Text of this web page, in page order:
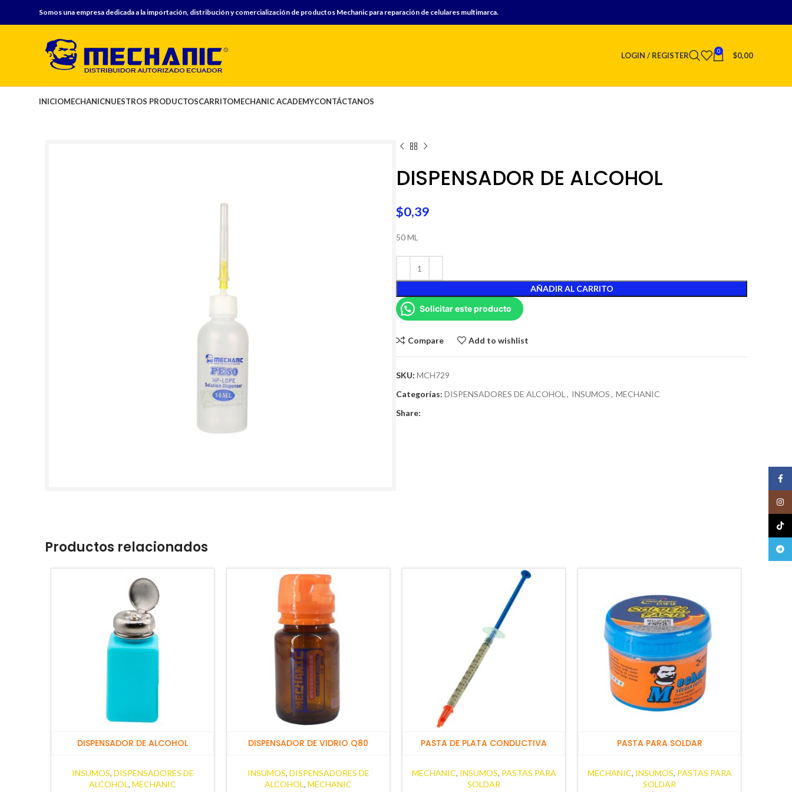
Somos una empresa dedicada a la importación, distribución y comercialización de productos Mechanic para reparación de celulares multimarca.
LOGIN / REGISTER 0 $0,00
INICIOMECHANICNUESTROS PRODUCTOSCARRITOMECHANIC ACADEMYCONTÁCTANOS
DISPENSADOR DE ALCOHOL
$0,39
50 ML
AÑADIR AL CARRITO
Solicitar este producto
Compare Add to wishlist
SKU: MCH729
Categorías: DISPENSADORES DE ALCOHOL , INSUMOS, MECHANIC
Share:
Productos relacionados
DISPENSADOR DE ALCOHOL
INSUMOS, DISPENSADORES DE
ALCOHOL, MECHANIC
DISPENSADOR DE VIDRIO Q80
INSUMOS, DISPENSADORES DE
ALCOHOL, MECHANIC
PASTA DE PLATA CONDUCTIVA
MECHANIC, INSUMOS, PASTAS PARA
SOLDAR
PASTA PARA SOLDAR
MECHANIC, INSUMOS, PASTAS PARA
SOLDAR